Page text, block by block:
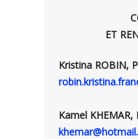
ET
Kristina ROBIN,
Kamel